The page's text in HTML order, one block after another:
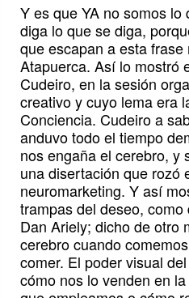
Y es que YA no somos lo
diga lo que se diga,
que escapan a esta
Atapuerca. Así lo mostró
Cudeiro, en la sesión
creativo y cuyo lema era
Conciencia. Cudeiro a
anduvo todo el tiempo
nos engaña el cerebro, y
una disertación que rozó
neuromarketing. Y así
trampas del deseo,
Dan Ariely; dicho de otro
cerebro cuando
comer. El poder visual
cómo nos lo venden en